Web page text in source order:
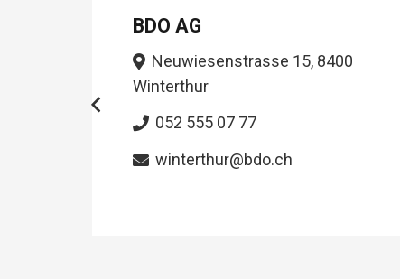
BDO AG
Neuwiesenstrasse 15, 8400
Winterthur
052 555 07 77
winterthur@bdo.ch